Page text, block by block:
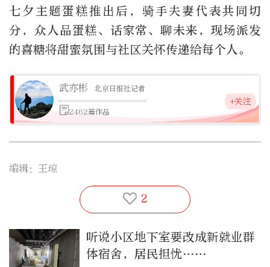
七夕主题蛋糕推出后，骑手夫妻代表共同切
分，众人品蛋糕、话家常、聊未来，现场派发
的喜糖将甜蜜氛围与社区关怀传递给每个人。
武亦彬 北京日报社记者
2462篇作品
+关注
编辑：王琼
2
听说小区地下室要改成新就业群
体宿舍，居民担忧……